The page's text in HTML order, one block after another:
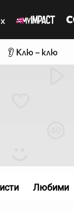
👂 Клю – клю
Любими